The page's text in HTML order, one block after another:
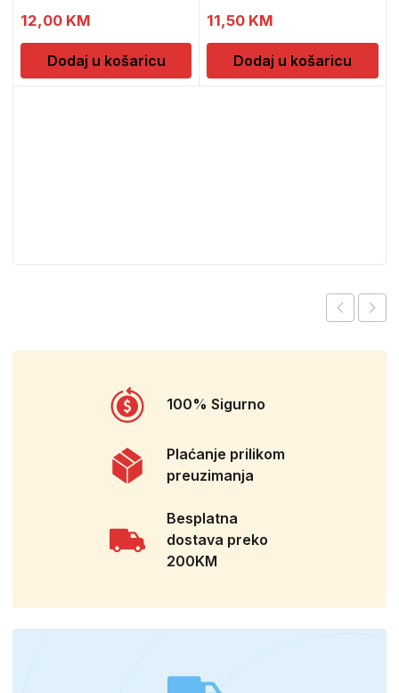
12,00 KM
Dodaj u košaricu
11,50 KM
Dodaj u košaricu
100% Sigurno
Plaćanje prilikom
preuzimanja
Besplatna
dostava preko
200KM